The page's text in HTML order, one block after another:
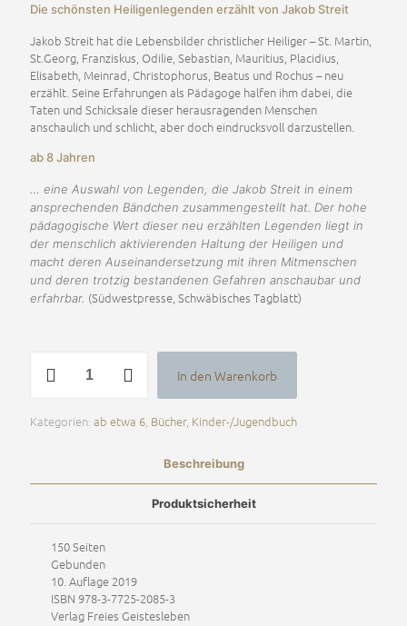
Die schönsten Heiligenlegenden erzählt von Jakob Streit
Jakob Streit hat die Lebensbilder christlicher Heiliger – St. Martin,
St.Georg, Franziskus, Odilie, Sebastian, Mauritius, Placidius,
Elisabeth, Meinrad, Christophorus, Beatus und Rochus – neu
erzählt. Seine Erfahrungen als Pädagoge halfen ihm dabei, die
Taten und Schicksale dieser herausragenden Menschen
anschaulich und schlicht, aber doch eindrucksvoll darzustellen.
ab 8 Jahren
… eine Auswahl von Legenden, die Jakob Streit in einem
ansprechenden Bändchen zusammengestellt hat. Der hohe
pädagogische Wert dieser neu erzählten Legenden liegt in
der menschlich aktivierenden Haltung der Heiligen und
macht deren Auseinandersetzung mit ihren Mitmenschen
und deren trotzig bestandenen Gefahren anschaubar und
erfahrbar. (Südwestpresse, Schwäbisches Tagblatt)
sein
In den Warenkorb
Alternative:
Kategorien: ab etwa 6, Bücher, Kinder-/Jugendbuch
Beschreibung
Produktsicherheit
150 Seiten
Gebunden
10. Auflage 2019
ISBN 978-3-7725-2085-3
Verlag Freies Geistesleben